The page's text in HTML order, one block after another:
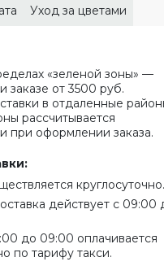
Уход за цветами
«зеленой зоны» —
заказе от 3500 руб.
в отдаленные
рассчитывается
при оформлении заказа.
круглосуточно.
действует с 09:00
до 09:00 оплачивается
по тарифу такси.